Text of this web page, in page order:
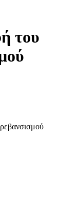
του